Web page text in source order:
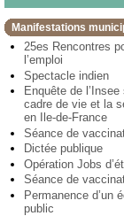
Manifestations
25es Rencontres
l’emploi
Spectacle indien
Enquête de l’Insee
cadre de vie et la
en Ile-de-France
Séance de
Dictée publique
Opération Jobs
Séance de
Permanence d’un
public